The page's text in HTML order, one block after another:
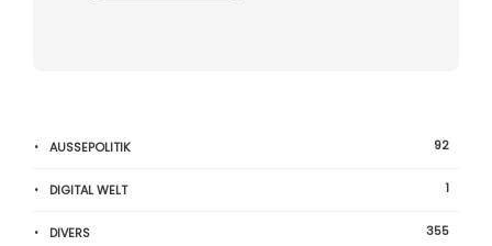
AUSSEPOLITIK 92
DIGITAL WELT 1
DIVERS 355